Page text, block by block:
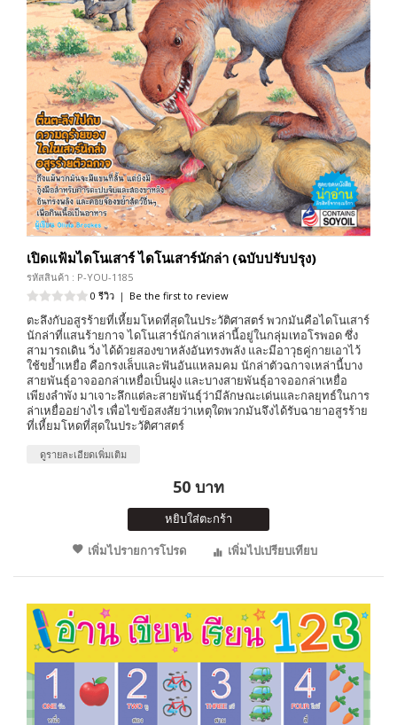
เปิดแฟ้มไดโนเสาร์ ไดโนเสาร์นักล่า (ฉบับปรับปรุง)
รหัสสินค้า : P-YOU-1185
0 รีวิว | Be the first to review
ตะลึงกับอสูรร้ายที่เหี้ยมโหดที่สุดในประวัติศาสตร์ พวกมันคือไดโนเสาร์
นักล่าที่แสนร้ายกาจ ไดโนเสาร์นักล่าเหล่านี้อยู่ในกลุ่มเทอโรพอด ซึ่ง
สามารถเดิน วิ่ง ได้ด้วยสองขาหลังอันทรงพลัง และมีอาวุธคู่กายเอาไว้
ใช้ขย้ำเหยื่อ คือกรงเล็บและฟันอันแหลมคม นักล่าตัวฉกาจเหล่านี้บาง
สายพันธุ์อาจออกล่าเหยื่อเป็นฝูง และบางสายพันธุ์อาจออกล่าเหยื่อ
เพียงลำพัง มาเจาะลึกแต่ละสายพันธุ์ว่ามีลักษณะเด่นและกลยุทธ์ในการ
ล่าเหยื่ออย่างไร เพื่อไขข้อสงสัยว่าเหตุใดพวกมันจึงได้รับฉายาอสูรร้าย
ที่เหี้ยมโหดที่สุดในประวัติศาสตร์
ดูรายละเอียดเพิ่มเติม
50 บาท
หยิบใส่ตะกร้า
เพิ่มไปรายการโปรด
เพิ่มไปเปรียบเทียบ